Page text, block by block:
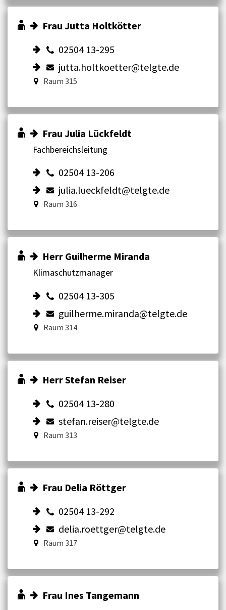
Frau Jutta Holtkötter
02504 13-295
jutta.holtkoetter@telgte.de
Raum 315
Frau Julia Lückfeldt
Fachbereichsleitung
02504 13-206
julia.lueckfeldt@telgte.de
Raum 316
Herr Guilherme Miranda
Klimaschutzmanager
02504 13-305
guilherme.miranda@telgte.de
Raum 314
Herr Stefan Reiser
02504 13-280
stefan.reiser@telgte.de
Raum 313
Frau Delia Röttger
02504 13-292
delia.roettger@telgte.de
Raum 317
Frau Ines Tangemann